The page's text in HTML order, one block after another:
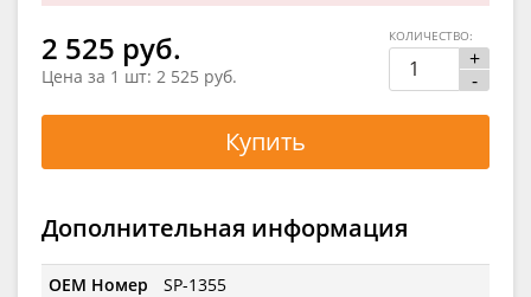
2 525 руб.
Цена за 1 шт: 2 525 руб.
+
-
КОЛИЧЕСТВО:
Купить
Дополнительная информация
OEM Номер
SP-1355